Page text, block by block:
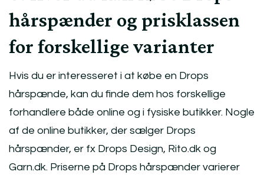
hårspænder og prisklassen
for forskellige varianter
Hvis du er interesseret i at købe en Drops
hårspænde, kan du finde dem hos forskellige
forhandlere både online og i fysiske butikker. Nogle
af de online butikker, der sælger Drops
hårspænder, er fx Drops Design, Rito.dk og
Garn.dk. Priserne på Drops hårspænder varierer